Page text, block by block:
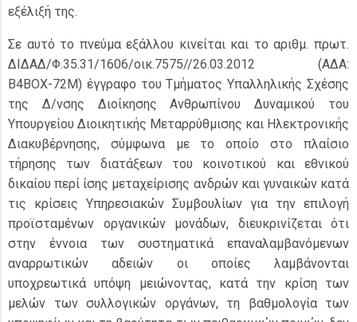
εξέλιξή της.
Σε αυτό το πνεύμα εξάλλου κινείται και το αριθμ. πρωτ.
ΔΙΔΑΔ/Φ.35.31/1606/οικ.7575//26.03.2012 (ΑΔΑ:
Β4ΒΟΧ-72Μ) έγγραφο του Τμήματος Υπαλληλικής Σχέσης
της Δ/νσης Διοίκησης Ανθρωπίνου Δυναμικού του
Υπουργείου Διοικητικής Μεταρρύθμισης και Ηλεκτρονικής
Διακυβέρνησης, σύμφωνα με το οποίο στο πλαίσιο
τήρησης των διατάξεων του κοινοτικού και εθνικού
δικαίου περί ίσης μεταχείρισης ανδρών και γυναικών κατά
τις κρίσεις Υπηρεσιακών Συμβουλίων για την επιλογή
προϊσταμένων οργανικών μονάδων, διευκρινίζεται ότι
στην έννοια των συστηματικά επαναλαμβανόμενων
αναρρωτικών αδειών οι οποίες λαμβάνονται
υποχρεωτικά υπόψη μειώνοντας, κατά την κρίση των
μελών των συλλογικών οργάνων, τη βαθμολογία των